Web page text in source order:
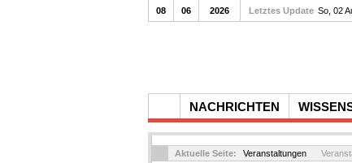
NACHRICHTEN
08 06 2026 Letztes Update So, 02
Aktuelle Seite: Veranstaltungen